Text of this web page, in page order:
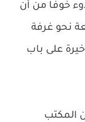
خوفًا من أن
نحو غرفة
على باب
المكتب